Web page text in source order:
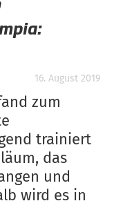
16. August 2019
zum
trainiert
das
und
wird es in